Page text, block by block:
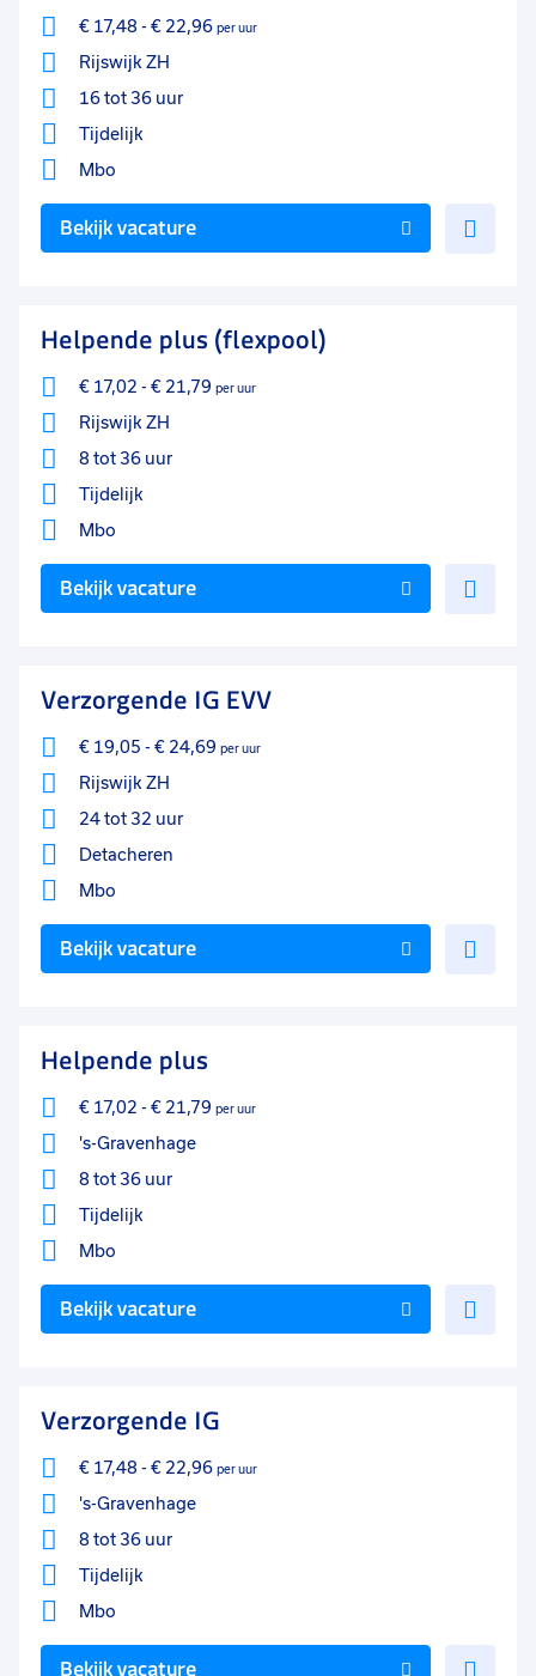
€ 17,48 - € 22,96 per uur
Rijswijk ZH
16 tot 36 uur
Tijdelijk
Mbo
Bekijk vacature
Helpende plus (flexpool)
€ 17,02 - € 21,79 per uur
Rijswijk ZH
8 tot 36 uur
Tijdelijk
Mbo
Bekijk vacature
Verzorgende IG EVV
€ 19,05 - € 24,69 per uur
Rijswijk ZH
24 tot 32 uur
Detacheren
Mbo
Bekijk vacature
Helpende plus
€ 17,02 - € 21,79 per uur
's-Gravenhage
8 tot 36 uur
Tijdelijk
Mbo
Bekijk vacature
Verzorgende IG
€ 17,48 - € 22,96 per uur
's-Gravenhage
8 tot 36 uur
Tijdelijk
Mbo
Bekijk vacature